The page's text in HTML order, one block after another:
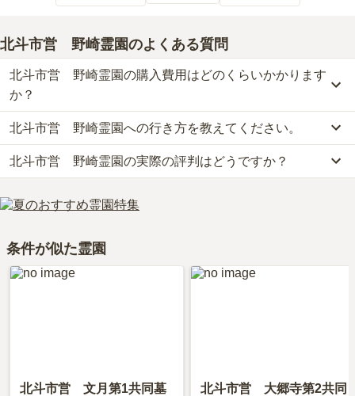
北斗市営 野崎霊園のよくある質問
北斗市営 野崎霊園の購入費用はどのくらいかかります
か？
北斗市営　野崎霊園の現在の販売価格については現在調査中です。
お墓は、価格が高いものがよい、安いものが悪い、という訳ではあ
りません。大切なのは、ご家族が心から納得し、安心してお参りで
きる場所を選ぶことです。
北斗市営 野崎霊園への行き方を教えてください。
公共交通機関の場合、北斗市バスに乗車、「南清川バス停」下車徒
歩約1分です。
車の場合、「青森インター」から車で約5時間です。
詳しいルートや地図は、本ページの「地図・交通アクセス」欄をご
北斗市営 野崎霊園の実際の評判はどうですか？
北斗市営　野崎霊園の口コミはまだ投稿されておりません。
口コミはあくまで一つの目安です。資料請求や現地見学を通して、
条件が似た霊園
北斗市営 文月第1共同墓
北斗市営 大郷寺第2共同